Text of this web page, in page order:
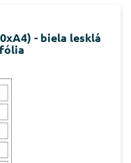
- biela lesklá